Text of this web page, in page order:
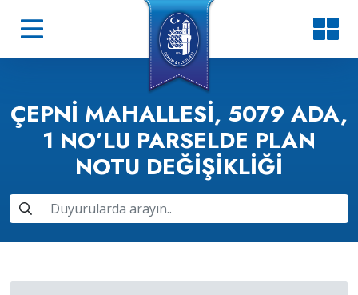
ÇEPNI MAHALLESI, 5079 ADA,
1 NO’LU PARSELDE PLAN
NOTU DEĞIŞIKLIĞI